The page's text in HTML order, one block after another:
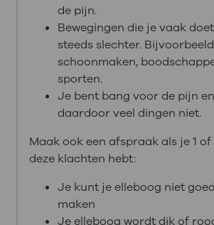
de pijn.
Bewegingen die je vaak
steeds slechter. Bijvoorbeeld
schoonmaken,
sporten.
Je bent bang voor de pijn
daardoor veel dingen niet.
Maak ook een afspraak als je 1
deze klachten hebt:
Je kunt je elleboog niet
maken
Je elleboog wordt dik of